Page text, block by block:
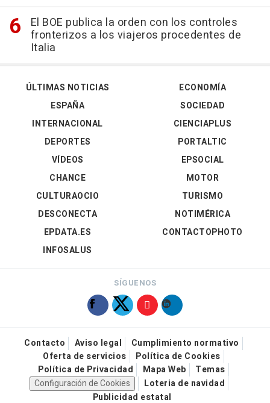
El BOE publica la orden con los controles
fronterizos a los viajeros procedentes de
Italia
ÚLTIMAS NOTICIAS
ESPAÑA
INTERNACIONAL
DEPORTES
VÍDEOS
ECONOMÍA
SOCIEDAD
CIENCIAPLUS
PORTALTIC
EPSOCIAL
CHANCE
CULTURAOCIO
DESCONECTA
EPDATA.ES
INFOSALUS
MOTOR
TURISMO
NOTIMÉRICA
CONTACTOPHOTO
SÍGUENOS
Contacto Aviso legal
Cumplimiento normativo
Oferta de servicios
Política de Cookies
Política de Privacidad
Mapa Web
Temas
Configuración de Cookies
Loteria de navidad
Publicidad estatal